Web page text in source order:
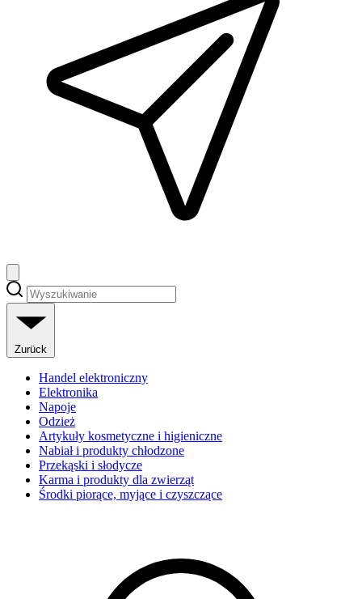
Zurück
Handel elektroniczny
Elektronika
Napoje
Odzież
Artykuły kosmetyczne i higieniczne
Nabiał i produkty chłodzone
Przekąski i słodycze
Karma i produkty dla zwierząt
Środki piorące, myjące i czyszczące